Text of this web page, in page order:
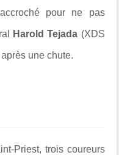
pour ne pas
Harold Tejada (XDS
une chute.
Priest, trois coureurs